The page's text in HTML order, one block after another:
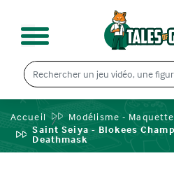
Accueil Modélisme - Maquette
Saint Seiya - Blokees Champion Class : Cancer
Deathmask